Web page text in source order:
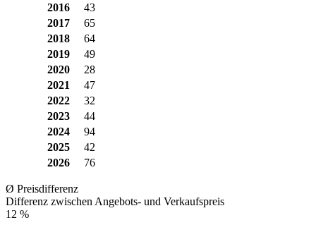
2016
43
2017
65
2018
64
2019
49
2020
28
2021
47
2022
32
2023
44
2024
94
2025
42
2026
76
Ø Preisdifferenz
Differenz zwischen Angebots- und Verkaufspreis
12 %